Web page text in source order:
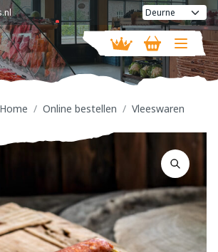
10:00 - 18:00
Home Online bestellen Vleeswaren